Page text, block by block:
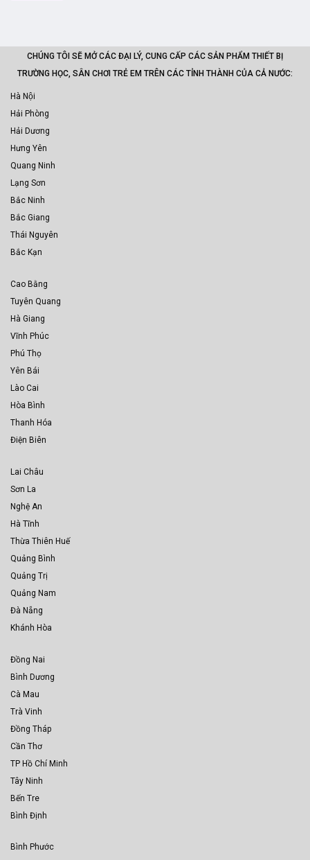
CHÚNG TÔI SẼ MỞ CÁC ĐẠI LÝ, CUNG CẤP CÁC SẢN PHẨM THIẾT BỊ
TRƯỜNG HỌC, SÂN CHƠI TRẺ EM TRÊN CÁC TỈNH THÀNH CỦA CẢ NƯỚC:
Hà Nội
Hải Phòng
Hải Dương
Hưng Yên
Quang Ninh
Lạng Sơn
Bắc Ninh
Bắc Giang
Thái Nguyên
Bắc Kạn
Cao Bằng
Tuyên Quang
Hà Giang
Vĩnh Phúc
Phú Thọ
Yên Bái
Lào Cai
Hòa Bình
Thanh Hóa
Điện Biên
Lai Châu
Sơn La
Nghệ An
Hà Tĩnh
Thừa Thiên Huế
Quảng Bình
Quảng Trị
Quảng Nam
Đà Nẵng
Khánh Hòa
Đồng Nai
Bình Dương
Cà Mau
Trà Vinh
Đồng Tháp
Cần Thơ
TP Hồ Chí Minh
Tây Ninh
Bến Tre
Bình Định
Bình Phước